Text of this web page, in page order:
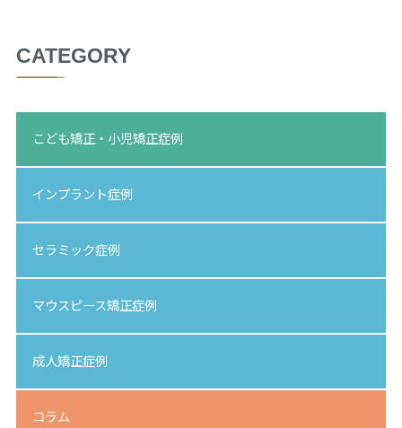
CATEGORY
こども矯正・小児矯正症例
インプラント症例
セラミック症例
マウスピース矯正症例
成人矯正症例
コラム